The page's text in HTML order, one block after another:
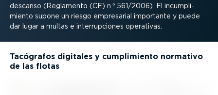
descanso (Reglamento (CE) n.º 561/2006). El incum­pli­
miento supone un riesgo empresarial importante y puede
dar lugar a multas e interrup­ciones operativas.
Tacógrafos digitales y cumpli­miento normativo
de las flotas